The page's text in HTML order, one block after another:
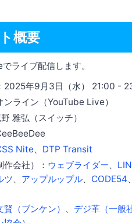
概要
ライブ配信します。
2025年9月3日（水） 21:00 -
ンライン（YouTube Live）
雅弘（スイッチ）
Nite
DTP Transit
作会社）： ウェブライダー
ツ アップルップル CODE54
賢（ブンケン） デジ革（一般